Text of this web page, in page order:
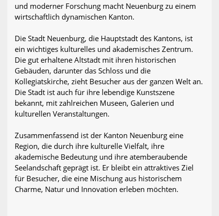
und moderner Forschung macht Neuenburg zu einem
wirtschaftlich dynamischen Kanton.
Die Stadt Neuenburg, die Hauptstadt des Kantons, ist
ein wichtiges kulturelles und akademisches Zentrum.
Die gut erhaltene Altstadt mit ihren historischen
Gebäuden, darunter das Schloss und die
Kollegiatskirche, zieht Besucher aus der ganzen Welt an.
Die Stadt ist auch für ihre lebendige Kunstszene
bekannt, mit zahlreichen Museen, Galerien und
kulturellen Veranstaltungen.
Zusammenfassend ist der Kanton Neuenburg eine
Region, die durch ihre kulturelle Vielfalt, ihre
akademische Bedeutung und ihre atemberaubende
Seelandschaft geprägt ist. Er bleibt ein attraktives Ziel
für Besucher, die eine Mischung aus historischem
Charme, Natur und Innovation erleben möchten.